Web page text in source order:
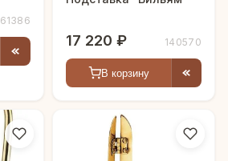
61386
17 220 ₽ 140570
В корзину